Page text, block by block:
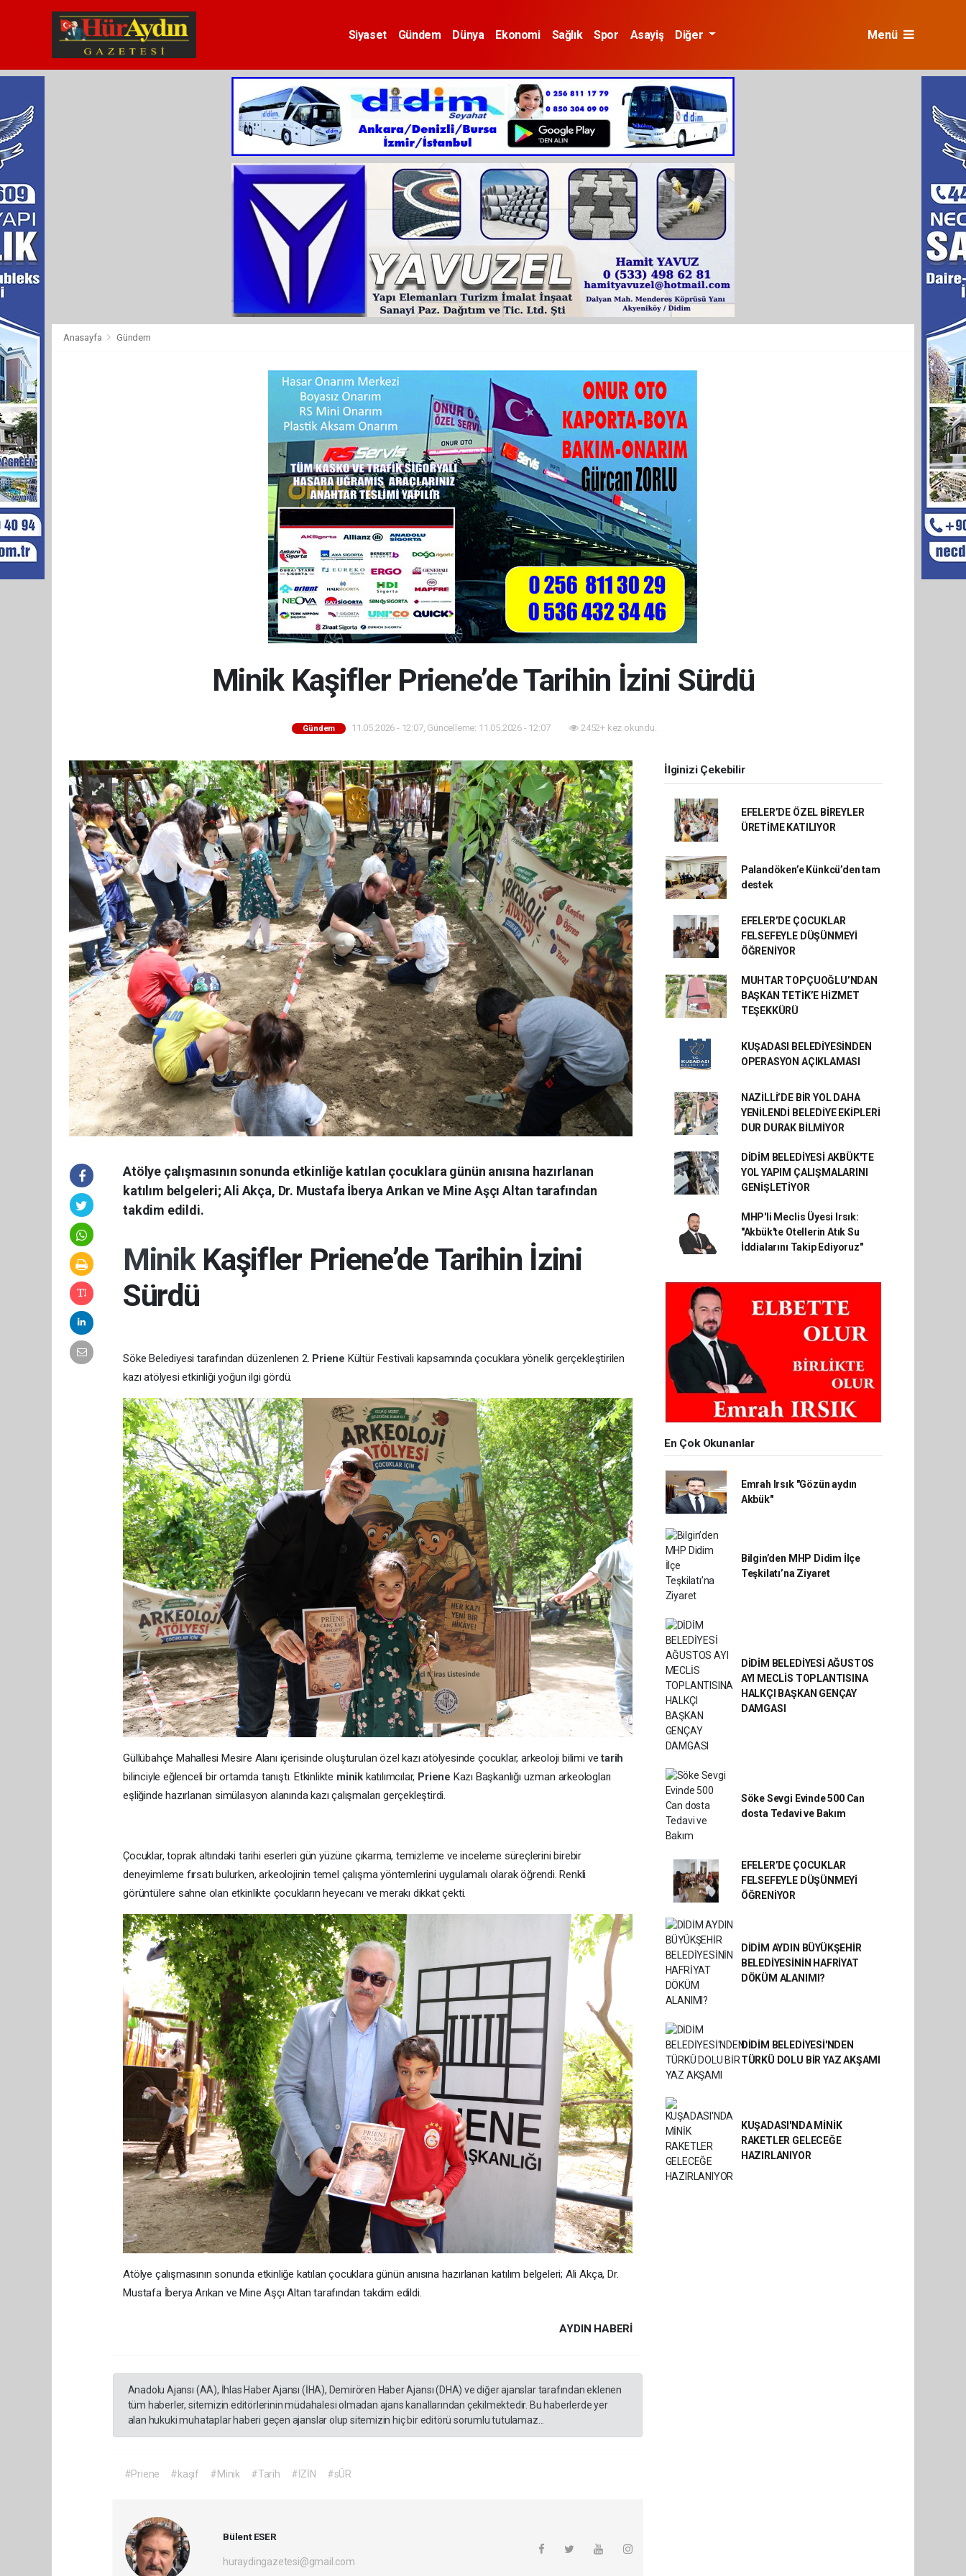
Siyaset Gündem Dünya Ekonomi Sağlık Spor Asayiş Diğer Menü
Anasayfa Gündem
Minik Kaşifler Priene’de Tarihin İzini Sürdü
Gündem 11.05.2026 - 12:07, Güncelleme: 11.05.2026 - 12:07 2452+ kez okundu.
Atölye çalışmasının sonunda etkinliğe katılan çocuklara günün anısına hazırlanan
katılım belgeleri; Ali Akça, Dr. Mustafa İberya Arıkan ve Mine Aşçı Altan tarafından
takdim edildi.
Minik Kaşifler Priene’de Tarihin İzini
Sürdü
Söke Belediyesi tarafından düzenlenen 2. Priene Kültür Festivali kapsamında çocuklara yönelik gerçekleştirilen
kazı atölyesi etkinliği yoğun ilgi gördü.
Güllübahçe Mahallesi Mesire Alanı içerisinde oluşturulan özel kazı atölyesinde çocuklar, arkeoloji bilimi vetarih
bilinciyle eğlenceli bir ortamda tanıştı. Etkinlikte minik katılımcılar, Priene Kazı Başkanlığı uzman arkeologları
eşliğinde hazırlanan simülasyon alanında kazı çalışmaları gerçekleştirdi.
Çocuklar, toprak altındaki tarihi eserleri gün yüzüne çıkarma, temizleme ve inceleme süreçlerini birebir
deneyimleme fırsatı bulurken, arkeolojinin temel çalışma yöntemlerini uygulamalı olarak öğrendi. Renkli
görüntülere sahne olan etkinlikte çocukların heyecanı ve merakı dikkat çekti.
Atölye çalışmasının sonunda etkinliğe katılan çocuklara günün anısına hazırlanan katılım belgeleri; Ali Akça, Dr.
Mustafa İberya Arıkan ve Mine Aşçı Altan tarafından takdim edildi.
AYDIN HABERİ
Anadolu Ajansı (AA), İhlas Haber Ajansı (İHA), Demirören Haber Ajansı (DHA) ve diğer ajanslar tarafından eklenen
tüm haberler, sitemizin editörlerinin müdahalesi olmadan ajans kanallarından çekilmektedir. Bu haberlerde yer
alan hukuki muhataplar haberi geçen ajanslar olup sitemizin hiç bir editörü sorumlu tutulamaz...
#Priene #kaşif #Minik #Tarih #İZİN #sÜR
Bülent ESER
huraydingazetesi@gmail.com
İlginizi Çekebilir
EFELER’DE ÖZEL BİREYLER
ÜRETİME KATILIYOR
Palandöken’e Künkcü’den tam
destek
EFELER’DE ÇOCUKLAR
FELSEFEYLE DÜŞÜNMEYİ
ÖĞRENİYOR
MUHTAR TOPÇUOĞLU’NDAN
BAŞKAN TETİK’E HİZMET
TEŞEKKÜRÜ
KUŞADASI BELEDİYESİNDEN
OPERASYON AÇIKLAMASI
NAZİLLİ’DE BİR YOL DAHA
YENİLENDİ BELEDİYE EKİPLERİ
DUR DURAK BİLMİYOR
DİDİM BELEDİYESİ AKBÜK'TE
YOL YAPIM ÇALIŞMALARINI
GENİŞLETİYOR
MHP'li Meclis Üyesi Irsık:
"Akbük'te Otellerin Atık Su
İddialarını Takip Ediyoruz"
En Çok Okunanlar
Emrah Irsık "Gözün aydın
Akbük"
Bilgin’den MHP Didim İlçe
Teşkilatı’na Ziyaret
DİDİM BELEDİYESİ AĞUSTOS
AYI MECLİS TOPLANTISINA
HALKÇI BAŞKAN GENÇAY
DAMGASI
Söke Sevgi Evinde 500 Can
dosta Tedavi ve Bakım
EFELER’DE ÇOCUKLAR
FELSEFEYLE DÜŞÜNMEYİ
ÖĞRENİYOR
DİDİM AYDIN BÜYÜKŞEHİR
BELEDİYESİNİN HAFRİYAT
DÖKÜM ALANIMI?
DİDİM BELEDİYESİ'NDEN
TÜRKÜ DOLU BİR YAZ AKŞAMI
KUŞADASI'NDA MİNİK
RAKETLER GELECEĞE
HAZIRLANIYOR